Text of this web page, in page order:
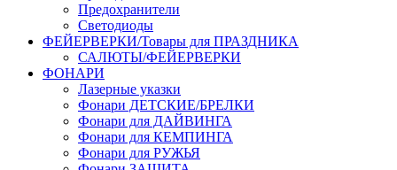
Предохранители
Светодиоды
ФЕЙЕРВЕРКИ/Товары для ПРАЗДНИКА
САЛЮТЫ/ФЕЙЕРВЕРКИ
ФОНАРИ
Лазерные указки
Фонари ДЕТСКИЕ/БРЕЛКИ
Фонари для ДАЙВИНГА
Фонари для КЕМПИНГА
Фонари для РУЖЬЯ